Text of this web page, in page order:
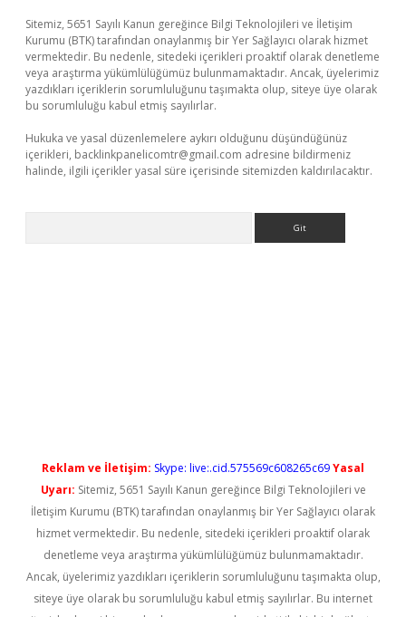
Sitemiz, 5651 Sayılı Kanun gereğince Bilgi Teknolojileri ve İletişim
Kurumu (BTK) tarafından onaylanmış bir Yer Sağlayıcı olarak hizmet
vermektedir. Bu nedenle, sitedeki içerikleri proaktif olarak denetleme
veya araştırma yükümlülüğümüz bulunmamaktadır. Ancak, üyelerimiz
yazdıkları içeriklerin sorumluluğunu taşımakta olup, siteye üye olarak
bu sorumluluğu kabul etmiş sayılırlar.
Hukuka ve yasal düzenlemelere aykırı olduğunu düşündüğünüz
içerikleri, backlinkpanelicomtr@gmail.com adresine bildirmeniz
halinde, ilgili içerikler yasal süre içerisinde sitemizden kaldırılacaktır.
Reklam ve İletişim: Skype: live:.cid.575569c608265c69Yasal
Uyarı: Sitemiz, 5651 Sayılı Kanun gereğince Bilgi Teknolojileri ve
İletişim Kurumu (BTK) tarafından onaylanmış bir Yer Sağlayıcı olarak
hizmet vermektedir. Bu nedenle, sitedeki içerikleri proaktif olarak
denetleme veya araştırma yükümlülüğümüz bulunmamaktadır.
Ancak, üyelerimiz yazdıkları içeriklerin sorumluluğunu taşımakta olup,
siteye üye olarak bu sorumluluğu kabul etmiş sayılırlar. Bu internet